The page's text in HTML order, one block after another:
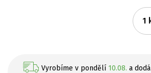
Vyrobíme v pondělí 10.08. a